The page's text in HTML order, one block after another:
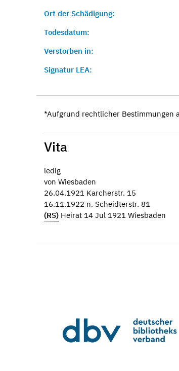
Ort der Schädigung:
Todesdatum:
Verstorben in:
Signatur LEA:
*Aufgrund rechtlicher Bestimmungen
Vita
ledig
von Wiesbaden
26.04.1921 Karcherstr. 15
16.11.1922 n. Scheidterstr. 81
(RS) Heirat 14 Jul 1921 Wiesbaden